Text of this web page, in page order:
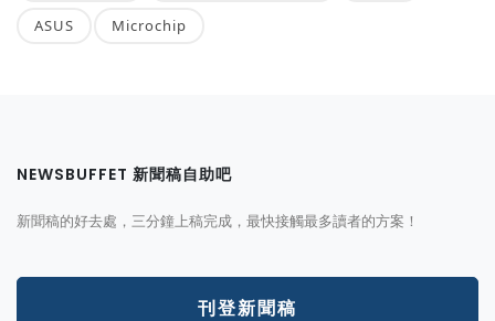
ASUS Microchip
NEWSBUFFET 新聞稿自助吧
新聞稿的好去處，三分鐘上稿完成，最快接觸最多讀者的方案！
刊登新聞稿